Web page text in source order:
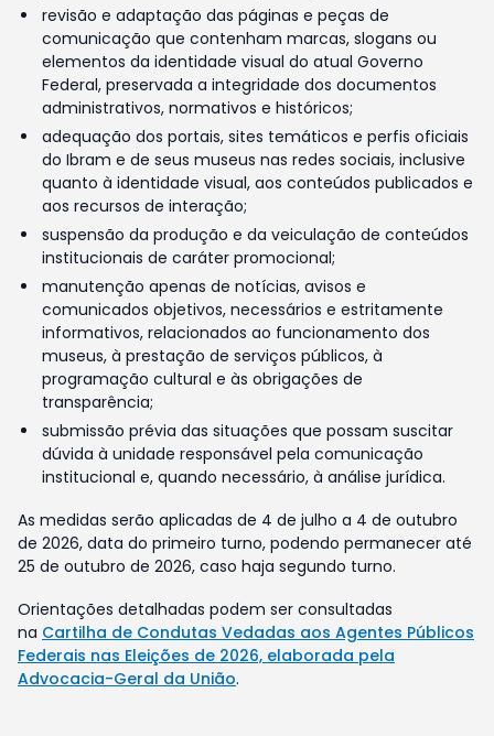
revisão e adaptação das páginas e peças de
comunicação que contenham marcas, slogans ou
elementos da identidade visual do atual Governo
Federal, preservada a integridade dos documentos
administrativos, normativos e históricos;
adequação dos portais, sites temáticos e perfis oficiais
do Ibram e de seus museus nas redes sociais, inclusive
quanto à identidade visual, aos conteúdos publicados e
aos recursos de interação;
suspensão da produção e da veiculação de conteúdos
institucionais de caráter promocional;
manutenção apenas de notícias, avisos e
comunicados objetivos, necessários e estritamente
informativos, relacionados ao funcionamento dos
museus, à prestação de serviços públicos, à
programação cultural e às obrigações de
transparência;
submissão prévia das situações que possam suscitar
dúvida à unidade responsável pela comunicação
institucional e, quando necessário, à análise jurídica.
As medidas serão aplicadas de 4 de julho a 4 de outubro
de 2026, data do primeiro turno, podendo permanecer até
25 de outubro de 2026, caso haja segundo turno.
Orientações detalhadas podem ser consultadas
na Cartilha de Condutas Vedadas aos Agentes Públicos
Federais nas Eleições de 2026, elaborada pela
Advocacia-Geral da União.